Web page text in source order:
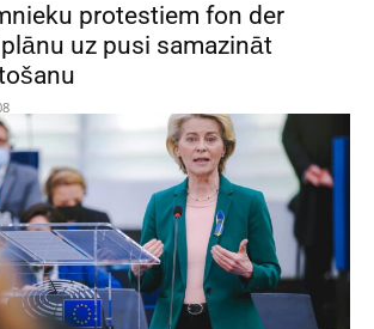
protestiem fon der
uz pusi samazināt